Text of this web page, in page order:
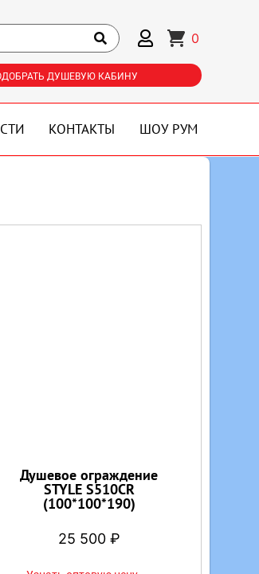
0
ДУШЕВУЮ КАБИНУ
КОНТАКТЫ ШОУ РУМ
Душевое ограждение
STYLE S510CR
(100*100*190)
25 500 ₽